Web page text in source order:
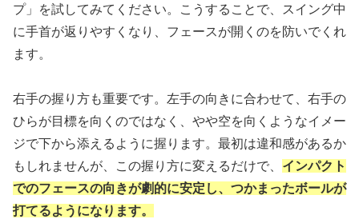
プ」を試してみてください。こうすることで、スイング中
に手首が返りやすくなり、フェースが開くのを防いでくれ
ます。
右手の握り方も重要です。左手の向きに合わせて、右手の
ひらが目標を向くのではなく、やや空を向くようなイメー
ジで下から添えるように握ります。最初は違和感があるか
もしれませんが、この握り方に変えるだけで、 インパクト
でのフェースの向きが劇的に安定し、つかまったボールが
打てるようになります。